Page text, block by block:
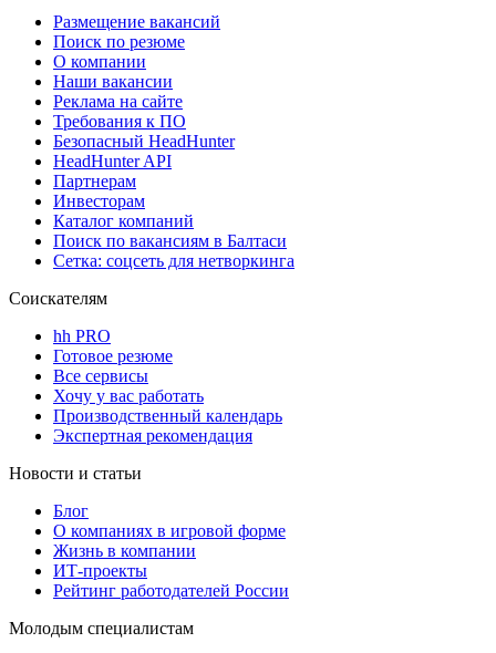
Размещение вакансий
Поиск по резюме
О компании
Наши вакансии
Реклама на сайте
Требования к ПО
Безопасный HeadHunter
HeadHunter API
Партнерам
Инвесторам
Каталог компаний
Поиск по вакансиям в Балтаси
Сетка: соцсеть для нетворкинга
Соискателям
hh PRO
Готовое резюме
Все сервисы
Хочу у вас работать
Производственный календарь
Экспертная рекомендация
Новости и статьи
Блог
О компаниях в игровой форме
Жизнь в компании
ИТ-проекты
Рейтинг работодателей России
Молодым специалистам